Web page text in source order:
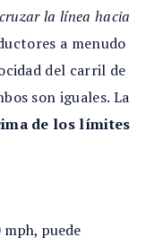
la línea hacia
a menudo
del carril de
son iguales. La
de los límites
puede